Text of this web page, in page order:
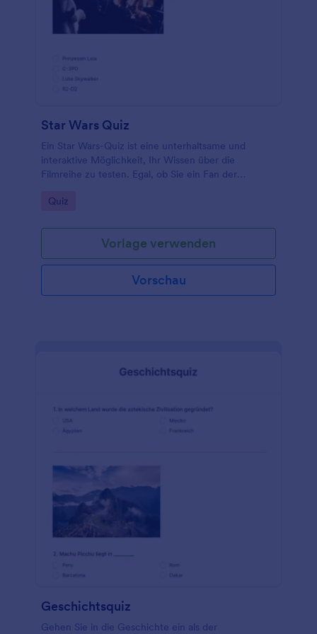
Star Wars Quiz
Ein Star Wars-Quiz ist eine unterhaltsame und
interaktive Möglichkeit, Ihr Wissen über die
Filmreihe zu testen. Egal, ob Sie ein Fan der
gibt immer etwas zu lernen.
Go to Category:
Quiz
Vorlage verwenden
Vorschau
Geschichtsquiz
Gehen Sie in die Geschichte ein als der